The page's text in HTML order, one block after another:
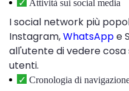
Attività sui social media
I social network più
Instagram,WhatsAppe
all'utente di vedere
utenti.
Cronologia di